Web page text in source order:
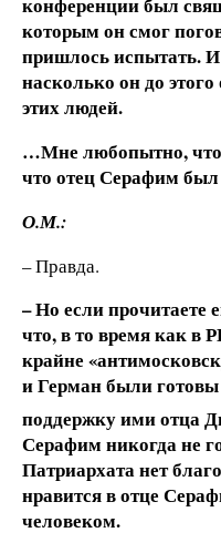
которым он смог
пришлось испытать.
насколько он до
этих людей.
…Мне любопытно,
что отец Серафим
О.М.:
– Правда.
– Но если прочитаете
что, в то время как в
крайне
и Герман были готовы
поддержку ими отца
Серафим никогда не
Патриархата нет
нравится в отце
человеком.